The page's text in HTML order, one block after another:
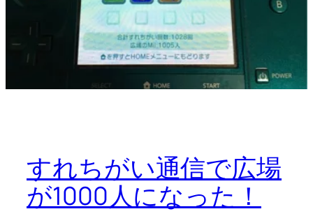
すれちがい通信で広場
が1000人になった！